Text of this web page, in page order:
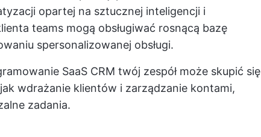
opartej na sztucznej inteligencji i
teams mogą obsługiwać rosnącą bazę
spersonalizowanej obsługi.
SaaS CRM twój zespół może skupić się
wdrażanie klientów i zarządzanie kontami,
zadania.